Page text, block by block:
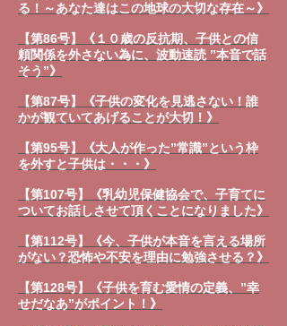
る！～あなた達はこの地球の大切な存在～》
【第86号】《１０歳の反抗期、子供との信
頼関係を外さない為に、波動速読 ”本音で話
そう”》
【第87号】《子供の変化を見逃さない！誰
かが観ていてあげることが大切！》
【第95号】《大人が作った”常識”という枠
を外すと子供は・・・》
【第107号】《乳幼児保健協会で、子育てに
ついてお話しさせて頂くことになりました》
【第112号】《今、子供が本音を言える場所
がない？恐怖や不安を理由に勉強させる？》
【第128号】《子供を育む愛情の定義、”幸
せだなあ”がポイント！》